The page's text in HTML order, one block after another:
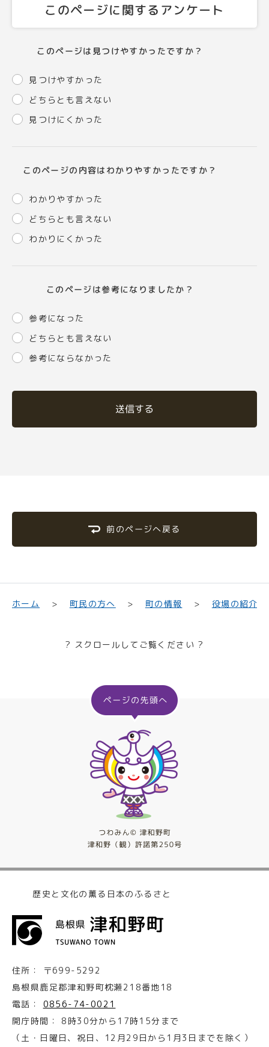
このページに関するアンケート
このページは見つけやすかったですか？
見つけやすかった
どちらとも言えない
見つけにくかった
このページの内容はわかりやすかったですか？
わかりやすかった
どちらとも言えない
わかりにくかった
このページは参考になりましたか？
参考になった
どちらとも言えない
参考にならなかった
送信する
前のページへ戻る
ホーム 町民の方へ 町の情報 役場の紹介
? スクロールしてご覧ください ?
歴史と文化の薫る日本のふるさと
住所：
〒699-5292
島根県鹿足郡津和野町枕瀬218番地18
電話：
0856-74-0021
開庁時間：
8時30分から17時15分まで
（土・日曜日、祝日、12月29日から1月3日までを除く）